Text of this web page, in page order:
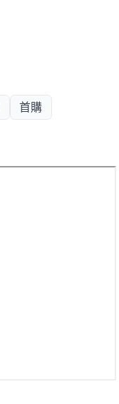
首購